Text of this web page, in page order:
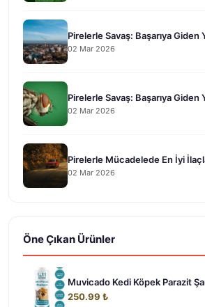
Pirelerle Savaş: Başarıya Giden
02 Mar 2026
Pirelerle Savaş: Başarıya Giden
02 Mar 2026
Pirelerle Mücadelede En İyi
02 Mar 2026
Öne Çıkan Ürünler
Muvicado Kedi Köpek Parazit
250.99 ₺